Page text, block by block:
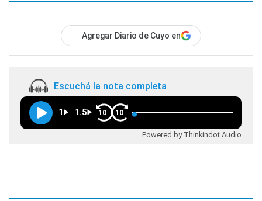
Agregar Diario de Cuyo en
Escuchá la nota completa
1 1.5 10 10
Powered by Thinkindot Audio